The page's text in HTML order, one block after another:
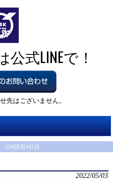
式LINEで！
先はございません。
GW講習4日目
2022/05/03